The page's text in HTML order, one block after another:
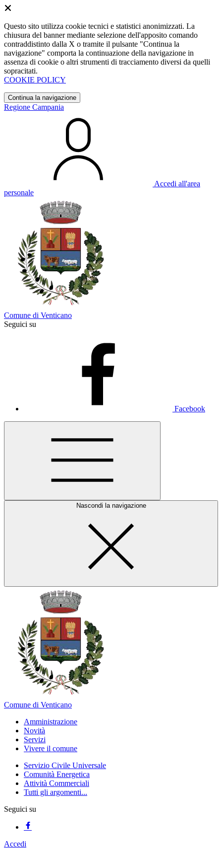
Questo sito utilizza cookie tecnici e statistici anonimizzati. La
chiusura del banner mediante selezione dell'apposito comando
contraddistinto dalla X o tramite il pulsante "Continua la
navigazione" comporta la continuazione della navigazione in
assenza di cookie o altri strumenti di tracciamento diversi da quelli
sopracitati.
COOKIE POLICY
Continua la navigazione
Regione Campania
Accedi all'area
personale
Comune di Venticano
Seguici su
Facebook
Nascondi la navigazione
Comune di Venticano
Amministrazione
Novità
Servizi
Vivere il comune
Servizio Civile Universale
Comunità Energetica
Attività Commerciali
Tutti gli argomenti...
Seguici su
Accedi